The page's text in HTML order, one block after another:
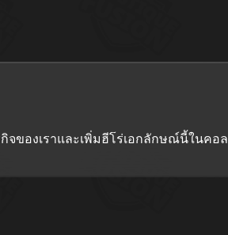
จของเราและเพิ่มฮีโร่เอกลักษณ์นี้ในคอล